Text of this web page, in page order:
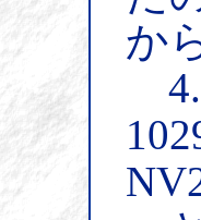
か